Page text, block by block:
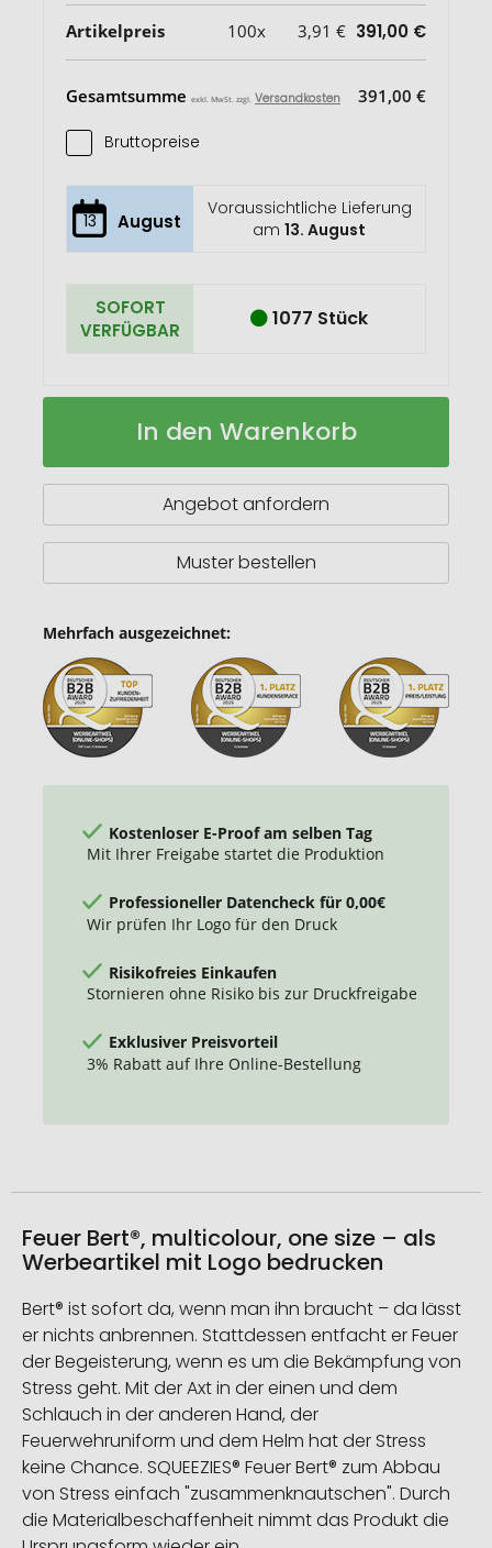
Artikelpreis 100x 3,91 € 391,00 €
Gesamtsumme exkl. MwSt. zzgl. Versandkosten 391,00 €
Bruttopreise
13 August
Voraussichtliche Lieferung
am13. August
SOFORT
VERFÜGBAR
1077 Stück
Feuer
Auf
In den Warenkorb
Angebot anfordern
Muster bestellen
Mehrfach ausgezeichnet:
Kostenloser E-Proof am selben Tag
Mit Ihrer Freigabe startet die Produktion
Professioneller Datencheck für 0,00€
Wir prüfen Ihr Logo für den Druck
Risikofreies Einkaufen
Stornieren ohne Risiko bis zur Druckfreigabe
Exklusiver Preisvorteil
3% Rabatt auf Ihre Online-Bestellung
Feuer Bert®, multicolour, one size – als
Werbeartikel mit Logo bedrucken
Bert® ist sofort da, wenn man ihn braucht – da lässt
er nichts anbrennen. Stattdessen entfacht er Feuer
der Begeisterung, wenn es um die Bekämpfung von
Stress geht. Mit der Axt in der einen und dem
Schlauch in der anderen Hand, der
Feuerwehruniform und dem Helm hat der Stress
keine Chance. SQUEEZIES® Feuer Bert® zum Abbau
von Stress einfach "zusammenknautschen". Durch
die Materialbeschaffenheit nimmt das Produkt die